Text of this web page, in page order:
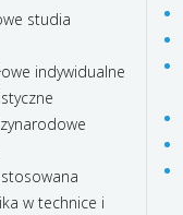
studia
indywidualne
w technice i